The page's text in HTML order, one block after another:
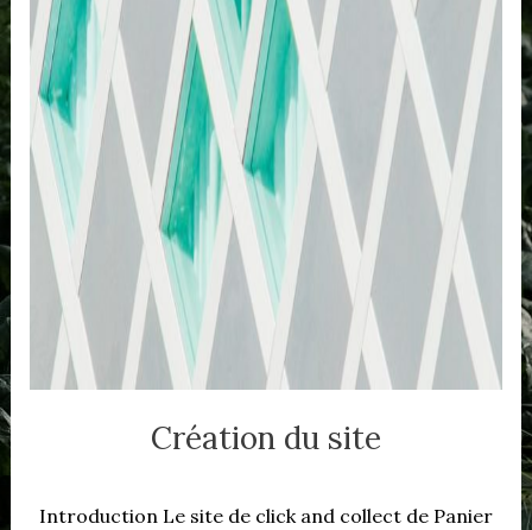
Création du site
Introduction Le site de click and collect de Panier